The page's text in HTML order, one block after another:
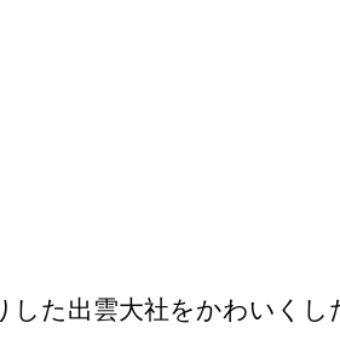
した出雲大社をかわいく